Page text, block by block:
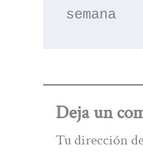
semana
Deja un
Tu dirección